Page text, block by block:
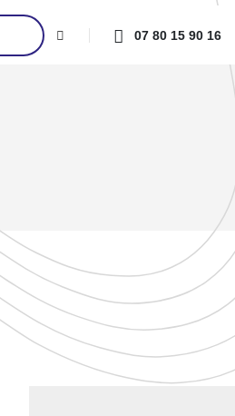
07 80 15 90 16